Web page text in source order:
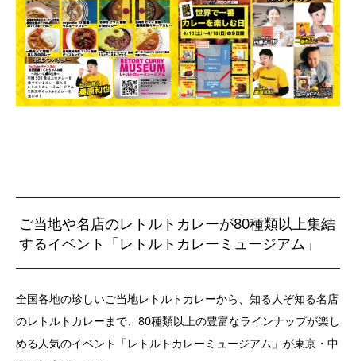
ご当地や名店のレトルトカレーが80種類以上集結
するイベント「レトルトカレーミュージアム」
全国各地の珍しいご当地レトルトカレーから、知る人ぞ知る名店
のレトルトカレーまで、80種類以上の豊富なラインナップが楽し
める人気のイベント「レトルトカレーミュージアム」が東京・中